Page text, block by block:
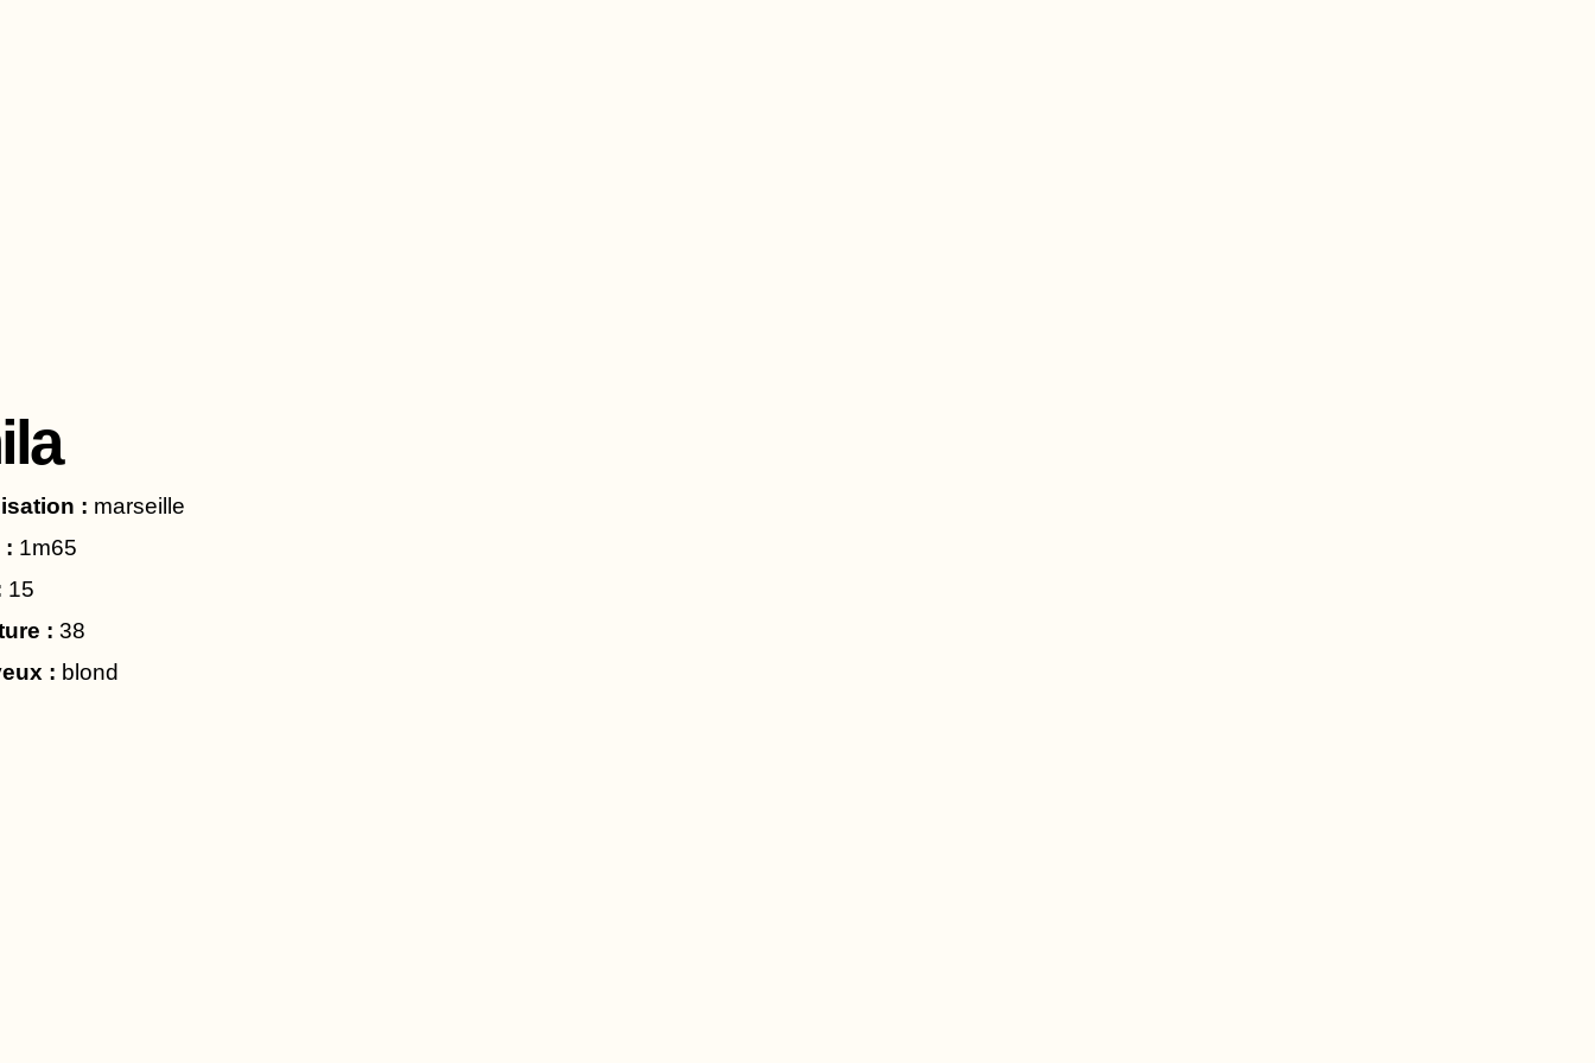
: marseille
: 1m65
15
: 38
: blond